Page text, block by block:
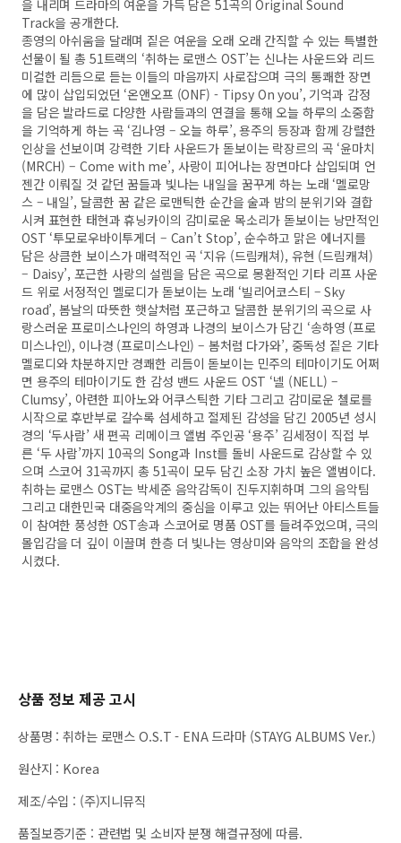
을 내리며 드라마의 여운을 가득 담은 51곡의 Original Sound
Track을 공개한다.
종영의 아쉬움을 달래며 짙은 여운을 오래 오래 간직할 수 있는 특별한
선물이 될 총 51트랙의 ‘취하는 로맨스 OST’는 신나는 사운드와 리드
미컬한 리듬으로 듣는 이들의 마음까지 사로잡으며 극의 통쾌한 장면
에 많이 삽입되었던 ‘온앤오프 (ONF) - Tipsy On you’, 기억과 감정
을 담은 발라드로 다양한 사람들과의 연결을 통해 오늘 하루의 소중함
을 기억하게 하는 곡 ‘김나영 – 오늘 하루’, 용주의 등장과 함께 강렬한
인상을 선보이며 강력한 기타 사운드가 돋보이는 락장르의 곡 ‘윤마치
(MRCH) – Come with me’, 사랑이 피어나는 장면마다 삽입되며 언
젠간 이뤄질 것 같던 꿈들과 빛나는 내일을 꿈꾸게 하는 노래 ‘멜로망
스 – 내일’, 달콤한 꿈 같은 로맨틱한 순간을 술과 밤의 분위기와 결합
시켜 표현한 태현과 휴닝카이의 감미로운 목소리가 돋보이는 낭만적인
OST ‘투모로우바이투게더 – Can’t Stop’, 순수하고 맑은 에너지를
담은 상큼한 보이스가 매력적인 곡 ‘지유 (드림캐쳐), 유현 (드림캐쳐)
– Daisy’, 포근한 사랑의 설렘을 담은 곡으로 몽환적인 기타 리프 사운
드 위로 서정적인 멜로디가 돋보이는 노래 ‘빌리어코스티 – Sky
road’, 봄날의 따뜻한 햇살처럼 포근하고 달콤한 분위기의 곡으로 사
랑스러운 프로미스나인의 하영과 나경의 보이스가 담긴 ‘송하영 (프로
미스나인), 이나경 (프로미스나인) – 봄처럼 다가와’, 중독성 짙은 기타
멜로디와 차분하지만 경쾌한 리듬이 돋보이는 민주의 테마이기도 어쩌
면 용주의 테마이기도 한 감성 밴드 사운드 OST ‘넬 (NELL) –
Clumsy’, 아련한 피아노와 어쿠스틱한 기타 그리고 감미로운 첼로를
시작으로 후반부로 갈수록 섬세하고 절제된 감성을 담긴 2005년 성시
경의 ‘두사람’ 새 편곡 리메이크 앨범 주인공 ‘용주’ 김세정이 직접 부
른 ‘두 사람’까지 10곡의 Song과 Inst를 돌비 사운드로 감상할 수 있
으며 스코어 31곡까지 총 51곡이 모두 담긴 소장 가치 높은 앨범이다.
취하는 로맨스 OST는 박세준 음악감독이 진두지휘하며 그의 음악팀
그리고 대한민국 대중음악계의 중심을 이루고 있는 뛰어난 아티스트들
이 참여한 풍성한 OST송과 스코어로 명품 OST를 들려주었으며, 극의
몰입감을 더 깊이 이끌며 한층 더 빛나는 영상미와 음악의 조합을 완성
시켰다.
상품 정보 제공 고시
상품명 :취하는 로맨스 O.S.T - ENA 드라마 (STAYG ALBUMS Ver.)
원산지 : Korea
제조/수입 : (주)지니뮤직
품질보증기준 : 관련법 및 소비자 분쟁 해결규정에 따름.